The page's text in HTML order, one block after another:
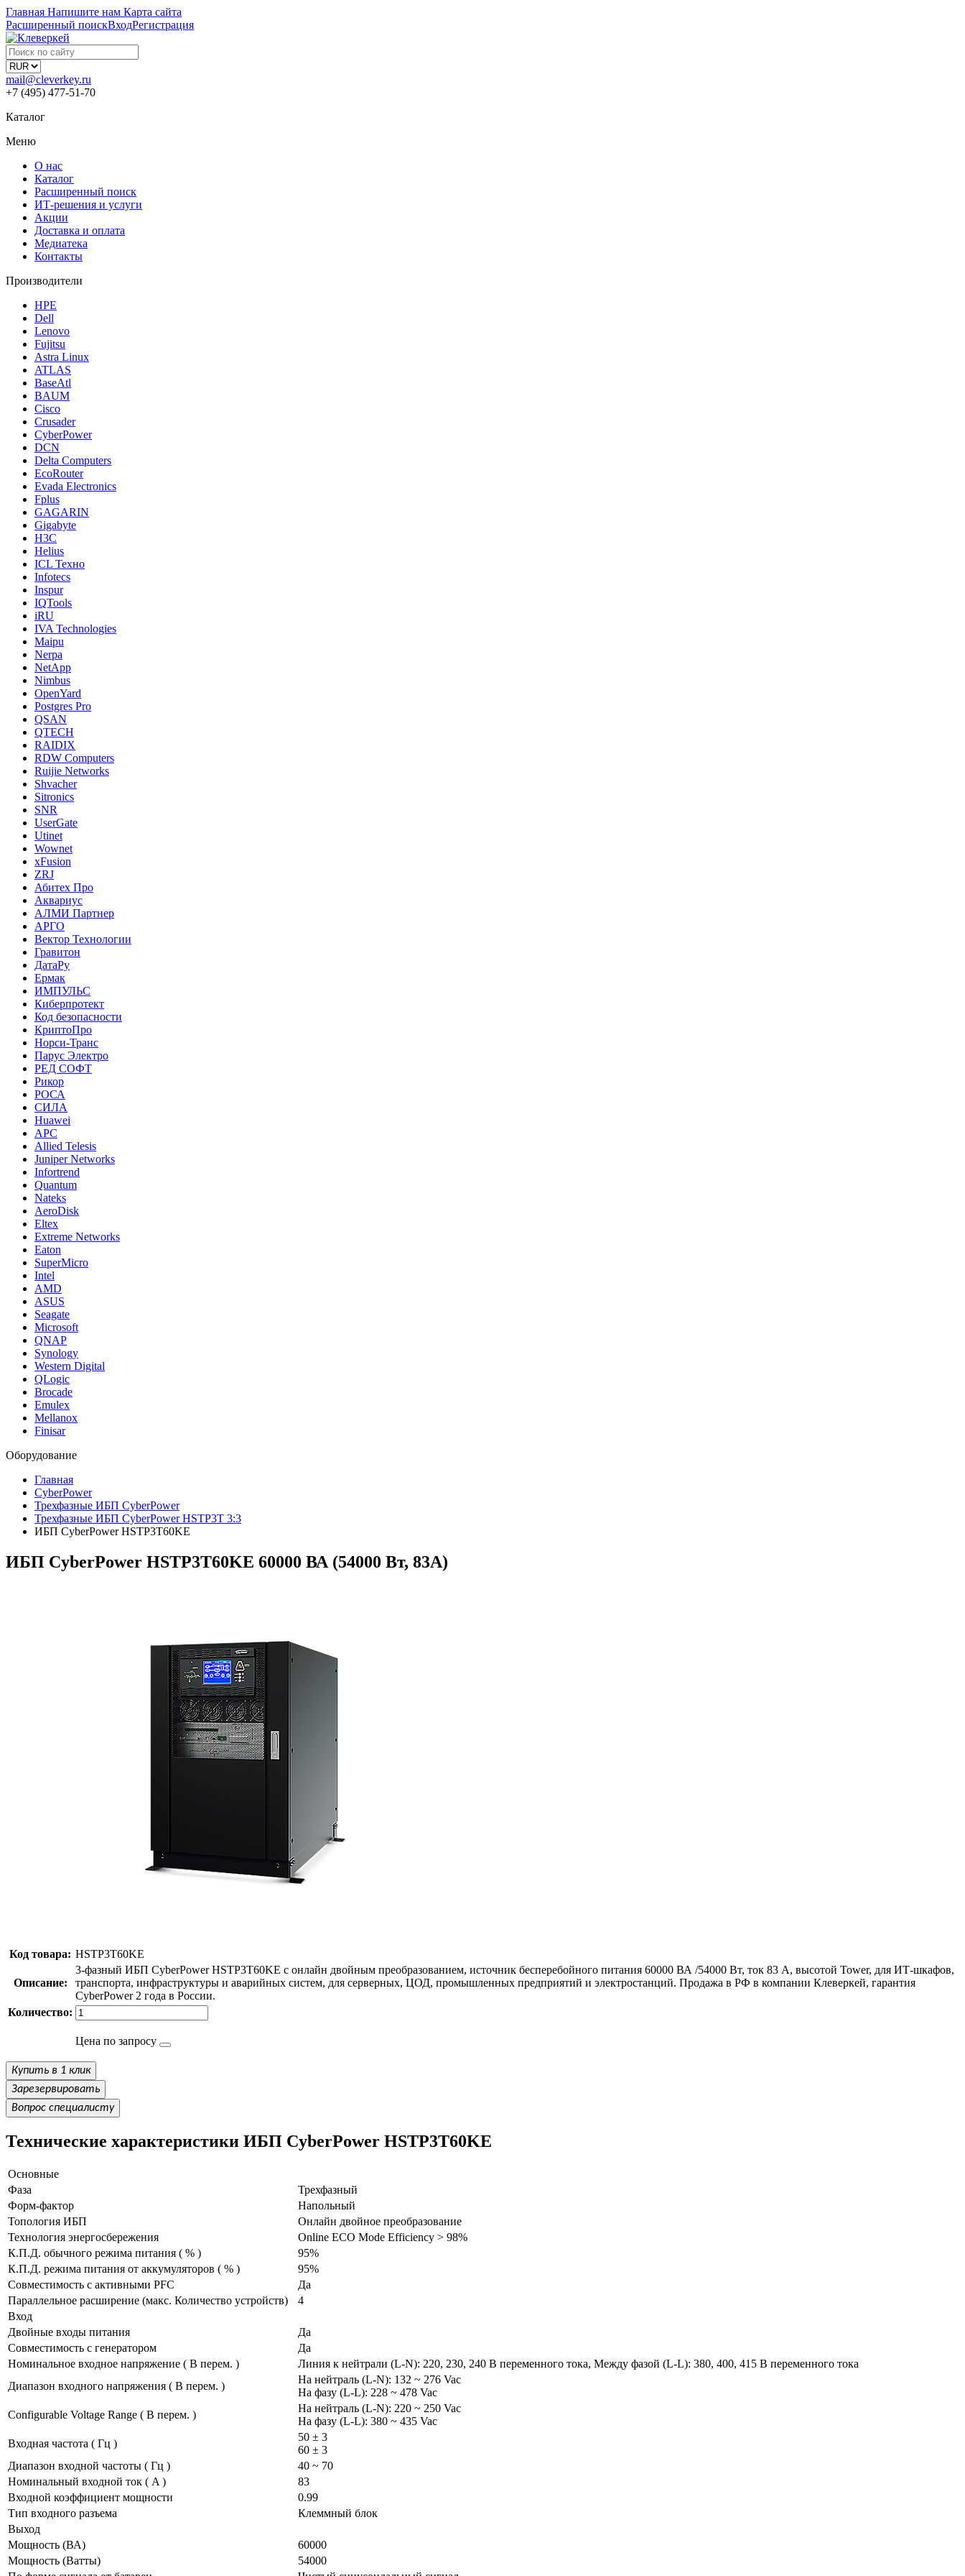
Главная Напишите нам Карта сайта
Расширенный поискВходРегистрация
mail@cleverkey.ru
+7 (495) 477-51-70
Каталог
Меню
О нас
Каталог
Расширенный поиск
ИТ-решения и услуги
Акции
Доставка и оплата
Медиатека
Контакты
Производители
HPE
Dell
Lenovo
Fujitsu
Astra Linux
ATLAS
BaseAtl
BAUM
Cisco
Crusader
CyberPower
DCN
Delta Computers
EcoRouter
Evada Electronics
Fplus
GAGARIN
Gigabyte
H3C
Helius
ICL Техно
Infotecs
Inspur
IQTools
iRU
IVA Technologies
Maipu
Nerpa
NetApp
Nimbus
OpenYard
Postgres Pro
QSAN
QTECH
RAIDIX
RDW Computers
Ruijie Networks
Shvacher
Sitronics
SNR
UserGate
Utinet
Wownet
xFusion
ZRJ
Абитех Про
Аквариус
АЛМИ Партнер
АРГО
Вектор Технологии
Гравитон
ДатаРу
Ермак
ИМПУЛЬС
Киберпротект
Код безопасности
КриптоПро
Норси-Транс
Парус Электро
РЕД СОФТ
Рикор
РОСА
СИЛА
Huawei
APC
Allied Telesis
Juniper Networks
Infortrend
Quantum
Nateks
AeroDisk
Eltex
Extreme Networks
Eaton
SuperMicro
Intel
AMD
ASUS
Seagate
Microsoft
QNAP
Synology
Western Digital
QLogic
Brocade
Emulex
Mellanox
Finisar
Оборудование
Главная
CyberPower
Трехфазные ИБП CyberPower
Трехфазные ИБП CyberPower HSTP3T 3:3
ИБП CyberPower HSTP3T60KE
ИБП CyberPower HSTP3T60KE 60000 ВА (54000 Вт, 83А)
Код товара: HSTP3T60KE
Описание:
3-фазный ИБП CyberPower HSTP3T60KE с онлайн двойным преобразованием, источник бесперебойного питания 60000 ВА /54000 Вт, ток 83 А, высотой Tower, для ИТ-шкафов,
транспорта, инфраструктуры и аварийных систем, для серверных, ЦОД, промышленных предприятий и электростанций. Продажа в РФ в компании Клеверкей, гарантия
CyberPower 2 года в России.
Количество:
Цена по запросу
Купить в 1 клик
Зарезервировать
Вопрос специалисту
Технические характеристики ИБП CyberPower HSTP3T60KE
Основные
Фаза
Трехфазный
Форм-фактор
Напольный
Топология ИБП
Онлайн двойное преобразование
Технология энергосбережения
Online ECO Mode Efficiency > 98%
К.П.Д. обычного режима питания ( % )
95%
К.П.Д. режима питания от аккумуляторов ( % )
95%
Совместимость с активными PFC
Да
Параллельное расширение (макс. Количество устройств)
4
Вход
Двойные входы питания
Да
Совместимость с генератором
Да
Номинальное входное напряжение ( В перем. )
Линия к нейтрали (L-N): 220, 230, 240 В переменного тока, Между фазой (L-L): 380, 400, 415 В переменного тока
Диапазон входного напряжения ( В перем. )
На нейтраль (L-N): 132 ~ 276 Vac
На фазу (L-L): 228 ~ 478 Vac
Configurable Voltage Range ( В перем. )
На нейтраль (L-N): 220 ~ 250 Vac
На фазу (L-L): 380 ~ 435 Vac
Входная частота ( Гц )
50 ± 3
60 ± 3
Диапазон входной частоты ( Гц )
40 ~ 70
Номинальный входной ток ( A )
83
Входной коэффициент мощности
0.99
Тип входного разъема
Клеммный блок
Выход
Мощность (ВА)
60000
Мощность (Ватты)
54000